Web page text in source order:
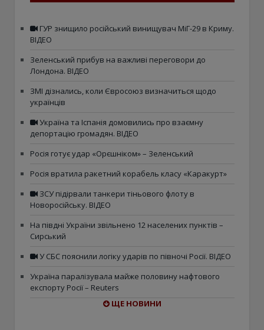
ГУР знищило російський винищувач МіГ-29 в Криму.
ВІДЕО
Зеленський прибув на важливі переговори до
Лондона. ВІДЕО
ЗМІ дізнались, коли Євросоюз визначиться щодо
українців
Україна та Іспанія домовились про взаємну
депортацію громадян. ВІДЕО
Росія готує удар «Орєшніком» – Зеленський
Росія вратила ракетний корабель класу «Каракурт»
ЗСУ підірвали танкери тіньового флоту в
Новоросійську. ВІДЕО
На півдні України звільнено 12 населених пунктів –
Сирський
У СБС пояснили логіку ударів по півночі Росії. ВІДЕО
Україна паралізувала майже половину нафтового
експорту Росії – Reuters
ЩЕ НОВИНИ